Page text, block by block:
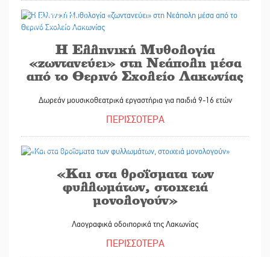
28/07/2026
Η Ελληνική Μυθολογία
«ζωντανεύει» στη Νεάπολη μέσα
από το Θερινό Σχολείο Λακωνίας
Δωρεάν μουσικοθεατρικά εργαστήρια για παιδιά 9-16 ετών
ΠΕΡΙΣΣΟΤΕΡΑ
«Και στα θροΐσματα των
φυλλωμάτων, στοιχειά
μονολογούν»
Λαογραφικά οδοιπορικά της Λακωνίας
ΠΕΡΙΣΣΟΤΕΡΑ